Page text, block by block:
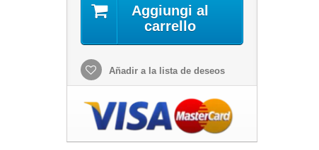
Aggiungi al
carrello
Añadir a la lista de deseos